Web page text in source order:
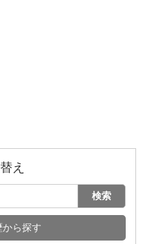
え
検索
から探す